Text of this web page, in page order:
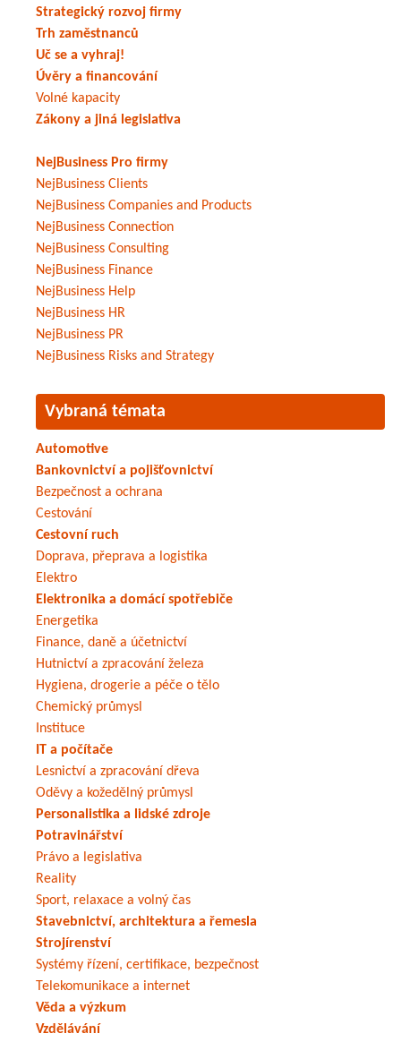
Strategický rozvoj firmy
Trh zaměstnanců
Uč se a vyhraj!
Úvěry a financování
Volné kapacity
Zákony a jiná legislativa
NejBusiness Pro firmy
NejBusiness Clients
NejBusiness Companies and Products
NejBusiness Connection
NejBusiness Consulting
NejBusiness Finance
NejBusiness Help
NejBusiness HR
NejBusiness PR
NejBusiness Risks and Strategy
Vybraná témata
Automotive
Bankovnictví a pojišťovnictví
Bezpečnost a ochrana
Cestování
Cestovní ruch
Doprava, přeprava a logistika
Elektro
Elektronika a domácí spotřebiče
Energetika
Finance, daně a účetnictví
Hutnictví a zpracování železa
Hygiena, drogerie a péče o tělo
Chemický průmysl
Instituce
IT a počítače
Lesnictví a zpracování dřeva
Oděvy a kožedělný průmysl
Personalistika a lidské zdroje
Potravinářství
Právo a legislativa
Reality
Sport, relaxace a volný čas
Stavebnictví, architektura a řemesla
Strojírenství
Systémy řízení, certifikace, bezpečnost
Telekomunikace a internet
Věda a výzkum
Vzdělávání